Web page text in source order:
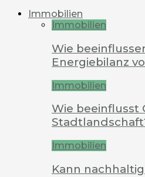
Immobilien
Immobilien
Wie
Energiebilanz
Immobilien
Wie beeinflusst
Immobilien
Kann